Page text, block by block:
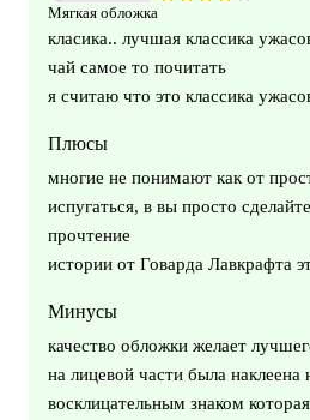
Мягкая обложка
класика.. лучшая классика
чай самое то почитать
я считаю что это классика
Плюсы
многие не понимают как от
испугаться, в вы просто
прочтение
истории от Говарда Лавкрафта
Минусы
качество обложки желает
на лицевой части была наклеена
восклицательным знаком